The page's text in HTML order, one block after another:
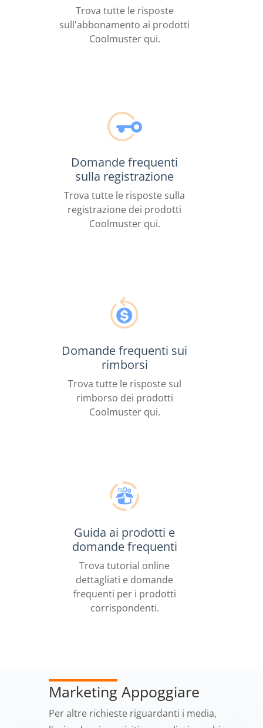
Trova tutte le risposte
sull'abbonamento ai prodotti
Coolmuster qui.
Domande frequenti
sulla registrazione
Trova tutte le risposte sulla
registrazione dei prodotti
Coolmuster qui.
Domande frequenti sui
rimborsi
Trova tutte le risposte sul
rimborso dei prodotti
Coolmuster qui.
Guida ai prodotti e
domande frequenti
Trova tutorial online
dettagliati e domande
frequenti per i prodotti
corrispondenti.
Marketing Appoggiare
Per altre richieste riguardanti i media,